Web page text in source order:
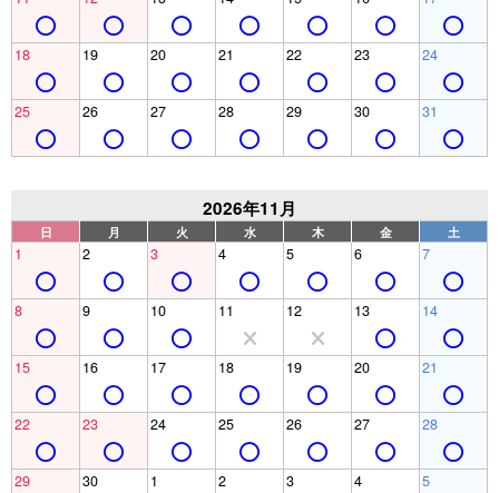
18 19 20 21 22 23 24
25 26 27 28 29 30 31
2026年11月
日 月 火 水 木 金 土
1 2 3 4 5 6 7
8 9 10 11 12 13 14
15 16 17 18 19 20 21
22 23 24 25 26 27 28
29 30 1 2 3 4 5